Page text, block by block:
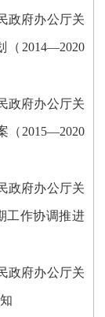
政府办公厅关
2014—2020
政府办公厅关
（2015—2020
政府办公厅关
工作协调推进
政府办公厅关